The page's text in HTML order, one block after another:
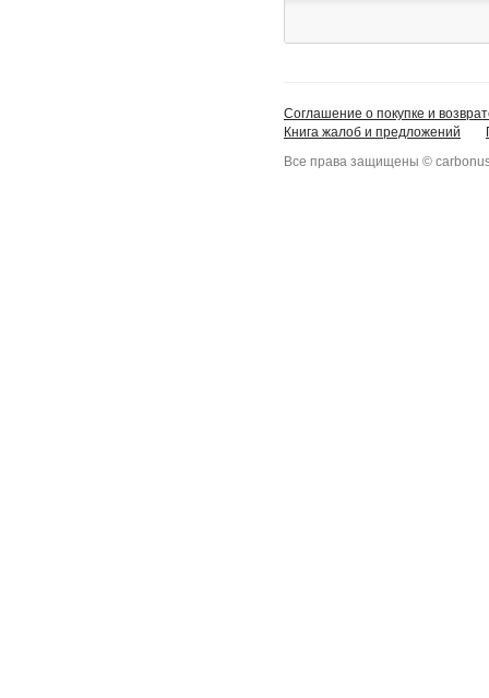
Соглашение о покупке и
Книга жалоб и предложений
Все права защищены ©